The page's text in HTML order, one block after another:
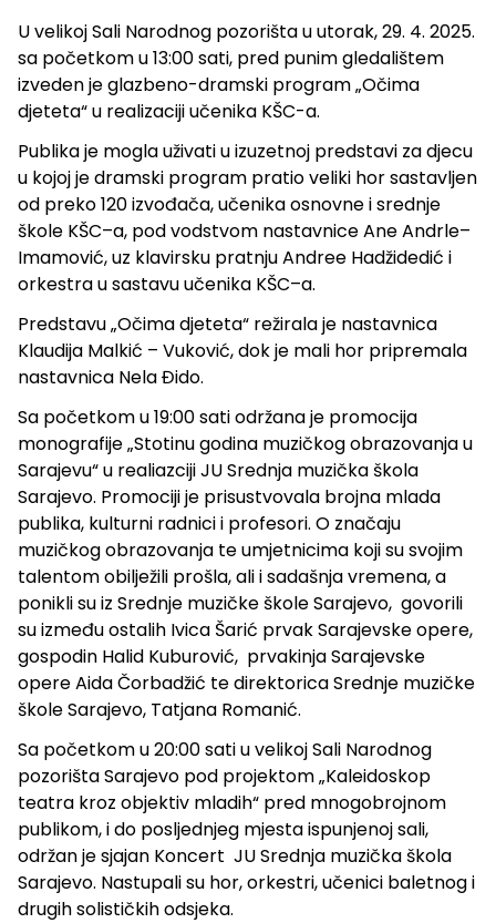
U velikoj Sali Narodnog pozorišta u utorak, 29. 4. 2025.
sa početkom u 13:00 sati, pred punim gledalištem
izveden je glazbeno-dramski program „Očima
djeteta“ u realizaciji učenika KŠC-a.
Publika je mogla uživati u izuzetnoj predstavi za djecu
u kojoj je dramski program pratio veliki hor sastavljen
od preko 120 izvođača, učenika osnovne i srednje
škole KŠC–a, pod vodstvom nastavnice Ane Andrle–
Imamović, uz klavirsku pratnju Andree Hadžidedić i
orkestra u sastavu učenika KŠC–a.
Predstavu „Očima djeteta“ režirala je nastavnica
Klaudija Malkić – Vuković, dok je mali hor pripremala
nastavnica Nela Đido.
Sa početkom u 19:00 sati održana je promocija
monografije „Stotinu godina muzičkog obrazovanja u
Sarajevu“ u realiazciji JU Srednja muzička škola
Sarajevo. Promociji je prisustvovala brojna mlada
publika, kulturni radnici i profesori. O značaju
muzičkog obrazovanja te umjetnicima koji su svojim
talentom obilježili prošla, ali i sadašnja vremena, a
ponikli su iz Srednje muzičke škole Sarajevo, govorili
su između ostalih Ivica Šarić prvak Sarajevske opere,
gospodin Halid Kuburović, prvakinja Sarajevske
opere Aida Čorbadžić te direktorica Srednje muzičke
škole Sarajevo, Tatjana Romanić.
Sa početkom u 20:00 sati u velikoj Sali Narodnog
pozorišta Sarajevo pod projektom „Kaleidoskop
teatra kroz objektiv mladih“ pred mnogobrojnom
publikom, i do posljednjeg mjesta ispunjenoj sali,
održan je sjajan Koncert JU Srednja muzička škola
Sarajevo. Nastupali su hor, orkestri, učenici baletnog i
drugih solističkih odsjeka.